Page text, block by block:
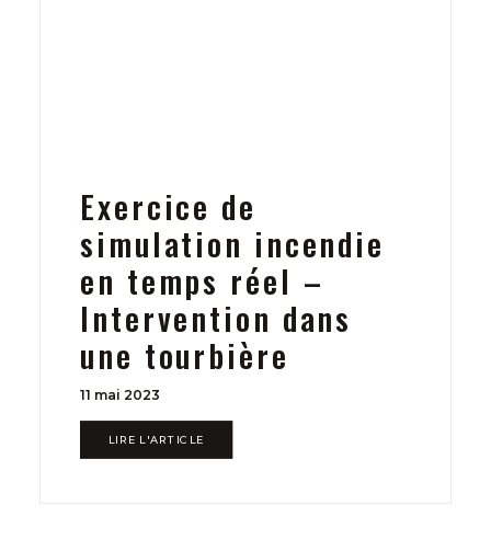
Exercice de
simulation incendie
en temps réel –
Intervention dans
une tourbière
11 mai 2023
LIRE L'ARTICLE